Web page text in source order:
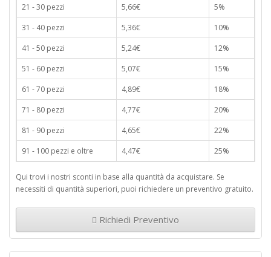
21 - 30 pezzi 5,66€
5%
31 - 40 pezzi
5,36€
10%
41 - 50 pezzi
5,24€
12%
51 - 60 pezzi
5,07€
15%
61 - 70 pezzi
4,89€
18%
71 - 80 pezzi
4,77€
20%
81 - 90 pezzi
4,65€
22%
91 - 100 pezzi e oltre
4,47€ 25%
Qui trovi i nostri sconti in base alla quantità da acquistare. Se
necessiti di quantità superiori, puoi richiedere un preventivo gratuito.
Richiedi Preventivo